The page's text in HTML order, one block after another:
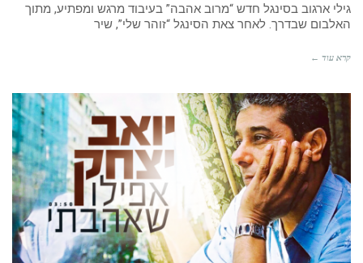
גילי ארגוב בסינגל חדש “מרוב אהבה” בעיבוד מרגש ומפתיע, מתוך
האלבום שבדרך. לאחר צאת הסינגל “זוהר שלי”, שיר
קרא עוד ←